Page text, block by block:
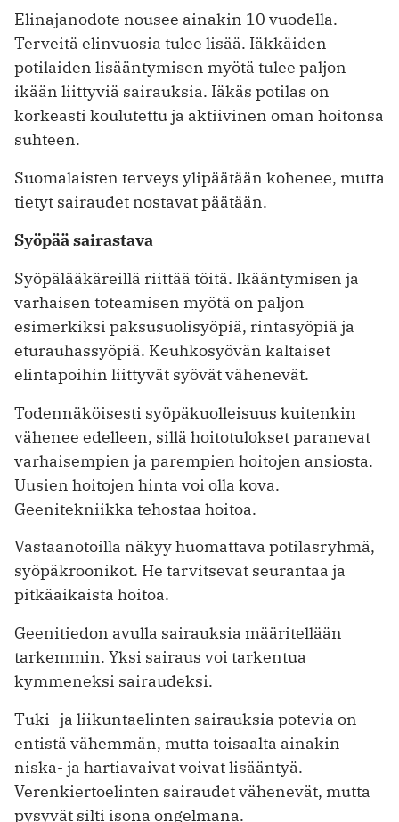
Elinajanodote nousee ainakin 10 vuodella.
Terveitä elinvuosia tulee lisää. Iäkkäiden
potilaiden lisääntymisen myötä tulee paljon
ikään liittyviä sairauksia. Iäkäs potilas on
korkeasti koulutettu ja aktiivinen oman hoitonsa
suhteen.
Suomalaisten terveys ylipäätään ­kohenee, mutta
tietyt sairaudet nostavat päätään.
Syöpää sairastava
Syöpälääkäreillä riittää töitä. Ikääntymisen ja
varhaisen toteamisen myötä on paljon
esimerkiksi paksusuolisyöpiä, rintasyöpiä ja
eturauhassyöpiä. Keuhkosyövän kaltaiset
elintapoihin liittyvät syövät vähenevät.
Todennäköisesti syöpäkuolleisuus kuitenkin
vähenee edelleen, sillä hoitotulokset paranevat
varhaisempien ja ­parempien hoitojen ansiosta.
Uusien hoitojen hinta voi olla kova.
Geenitekniikka tehostaa hoitoa.
Vastaanotoilla näkyy huomattava potilasryhmä,
syöpäkroonikot. He tarvitsevat seurantaa ja
pitkäaikaista hoitoa.
Geenitiedon avulla sairauksia määritellään
tarkemmin. Yksi sairaus voi tarkentua
kymmeneksi sairaudeksi.
Tuki- ja liikuntaelinten sairauksia potevia on
entistä vähemmän, mutta toisaalta ainakin
niska- ja hartiavaivat voivat lisääntyä.
Verenkiertoelinten sairaudet vähenevät, mutta
pysyvät silti isona ongelmana.